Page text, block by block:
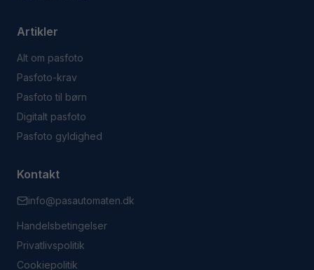
Artikler
Alt om pasfoto
Pasfoto-krav
Pasfoto til børn
Digitalt pasfoto
Pasfoto gyldighed
Kontakt
info@pasautomaten.dk
Handelsbetingelser
Privatlivspolitik
Cookiepolitik